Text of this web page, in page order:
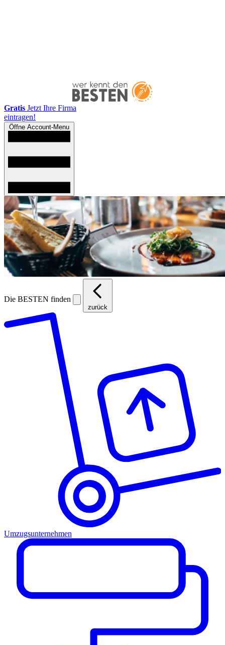
Gratis Jetzt Ihre Firma
eintragen!
Öffne Account-Menu
Die BESTEN finden
zurück
Umzugsunternehmen